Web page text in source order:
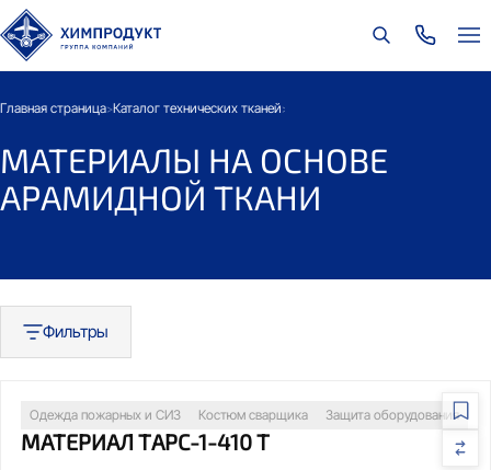
Главная страница>Каталог технических тканей>
МАТЕРИАЛЫ НА ОСНОВЕ
АРАМИДНОЙ ТКАНИ
Фильтры
Одежда пожарных и СИЗ Костюм сварщика Защита оборудования
МАТЕРИАЛ ТАРС-1-410 Т